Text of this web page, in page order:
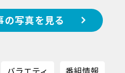
の写真を見る